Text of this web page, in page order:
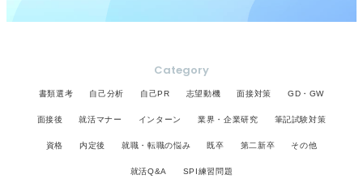
Category
書類選考 自己分析 自己PR 志望動機 面接対策 GD・GW
面接後 就活マナー インターン 業界・企業研究 筆記試験対策
資格 内定後 就職・転職の悩み 既卒 第二新卒 その他
就活Q&A SPI練習問題